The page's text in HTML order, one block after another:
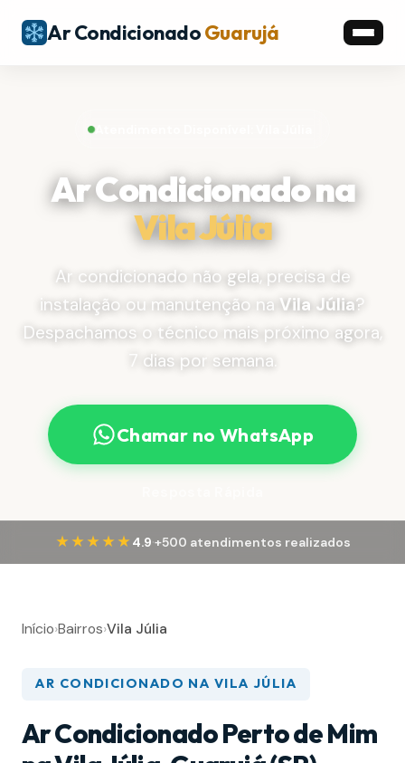
Ar CondicionadoGuarujá
Atendimento Disponível: Vila Júlia
Ar Condicionado na
Vila Júlia
Ar condicionado não gela, precisa de
instalação ou manutenção na Vila Júlia?
Despachamos o técnico mais próximo agora,
7 dias por semana.
Chamar no WhatsApp
★★★★★ 4.9·+500 atendimentos realizados
Início›Bairros›Vila Júlia
AR CONDICIONADO NA VILA JÚLIA
Ar Condicionado Perto de Mim